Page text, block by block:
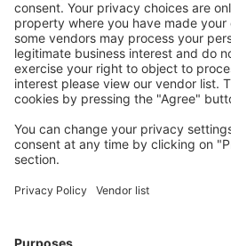
Cazarea preferată
Alege din peste 1,3 mil. de
apartamente și altele.
Cele mai căutate hoteluri
Hoteluri în Danemarca - Orașe